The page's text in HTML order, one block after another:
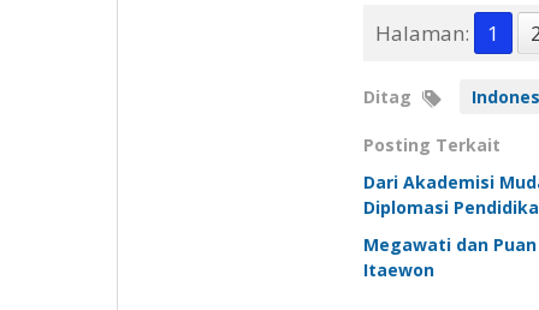
Halaman: 1
Ditag
Posting Terkait
Dari Akademisi
Diplomasi
Megawati dan
Itaewon